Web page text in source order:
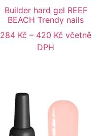
Builder hard gel REEF
BEACH Trendy nails
284 Kč – 420 Kč včetně
DPH